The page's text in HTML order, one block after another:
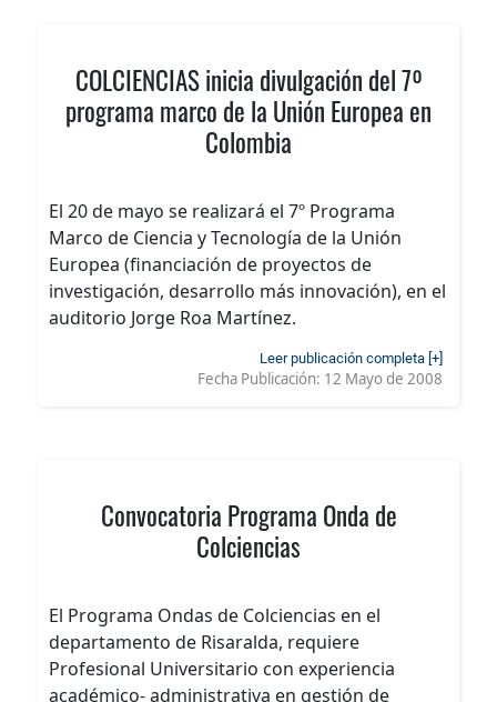
COLCIENCIAS inicia divulgación del 7º
programa marco de la Unión Europea en
Colombia
El 20 de mayo se realizará el 7º Programa
Marco de Ciencia y Tecnología de la Unión
Europea (financiación de proyectos de
investigación, desarrollo más innovación), en el
auditorio Jorge Roa Martínez.
Leer publicación completa [+]
Fecha Publicación: 12 Mayo de 2008
Convocatoria Programa Onda de
Colciencias
El Programa Ondas de Colciencias en el
departamento de Risaralda, requiere
Profesional Universitario con experiencia
académico- administrativa en gestión de